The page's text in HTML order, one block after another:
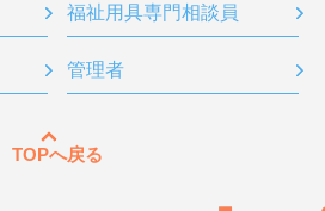
福祉用具専門相談員
管理者
TOPへ戻る